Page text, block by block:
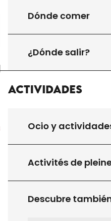
Dónde comer
¿Dónde salir?
Actividades
Ocio y
Activités de
Descubre
de
de La Poussie,
llegar